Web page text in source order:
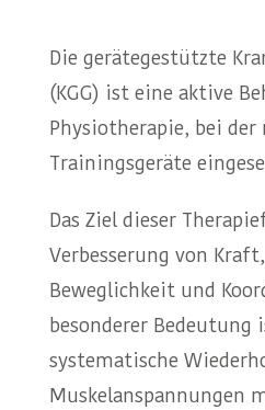
Die gerätegestützte
(KGG) ist eine aktive
Physiotherapie, bei der
Trainingsgeräte
Das Ziel dieser
Verbesserung von
Beweglichkeit und
besonderer Bedeutung
systematische
Muskelanspannungen